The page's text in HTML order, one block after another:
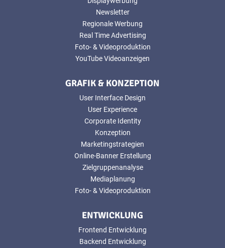
Newsletter
Regionale Werbung
Real Time Advertising
Foto- & Videoproduktion
YouTube Videoanzeigen
GRAFIK & KONZEPTION
User Interface Design
User Experience
Corporate Identity
Konzeption
Marketingstrategien
Online-Banner Erstellung
Zielgruppenanalyse
Mediaplanung
Foto- & Videoproduktion
ENTWICKLUNG
Frontend Entwicklung
Backend Entwicklung